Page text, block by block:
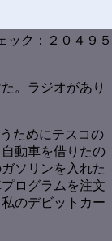
ック：２０４９５
。ラジオがあり
ためにテスコの
動車を借りたの
ソリンを入れた
ログラムを注文
のデビットカー